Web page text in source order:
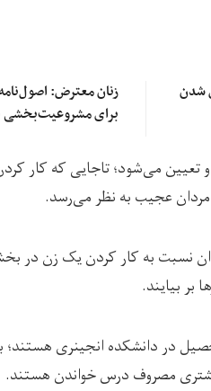
شدن
زنان معترض:
برای مشروعیت‌بخشی
و تعیین می‌شود؛ تاجایی که کار
مردان عجیب به نظر می‌رسد.
نسبت به کار کردن یک زن در
بر بیایند.
در دانشکده انجینری هستند؛
مصروف درس خواندن هستند.